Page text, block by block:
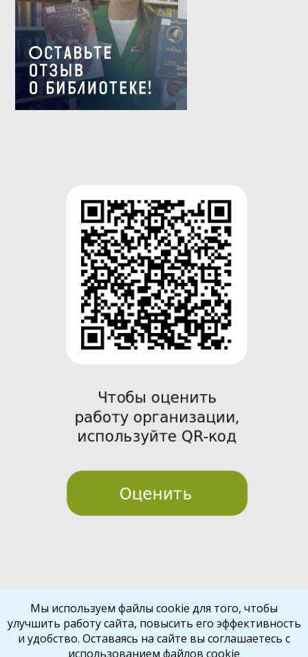
vio
t
Мы используем файлы cookie для того, чтобы
улучшить работу сайта, повысить его эффективность
и удобство. Оставаясь на сайте вы соглашаетесь с
использованием файлов cookie